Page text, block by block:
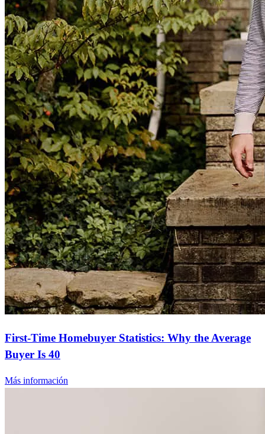
First-Time Homebuyer Statistics: Why the Average
Buyer Is 40
Más información